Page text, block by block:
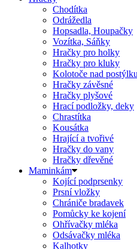
Chodítka
Odrážedla
Hopsadla, Houpačky
Vozítka, Sáňky
Hračky pro holky
Hračky pro kluky
Kolotoče nad postýlku
Hračky závěsné
Hračky plyšové
Hrací podložky, deky
Chrastítka
Kousátka
Hrající a tvořivé
Hračky do vany
Hračky dřevěné
Maminkám
Kojící podprsenky
Prsní vložky
Chrániče bradavek
Pomůcky ke kojení
Ohřívačky mléka
Odsávačky mléka
Kalhotky